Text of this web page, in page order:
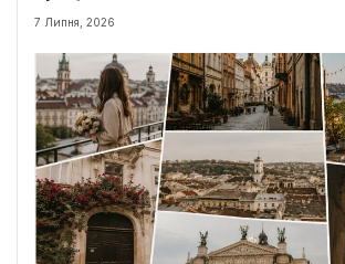
7 Липня, 2026